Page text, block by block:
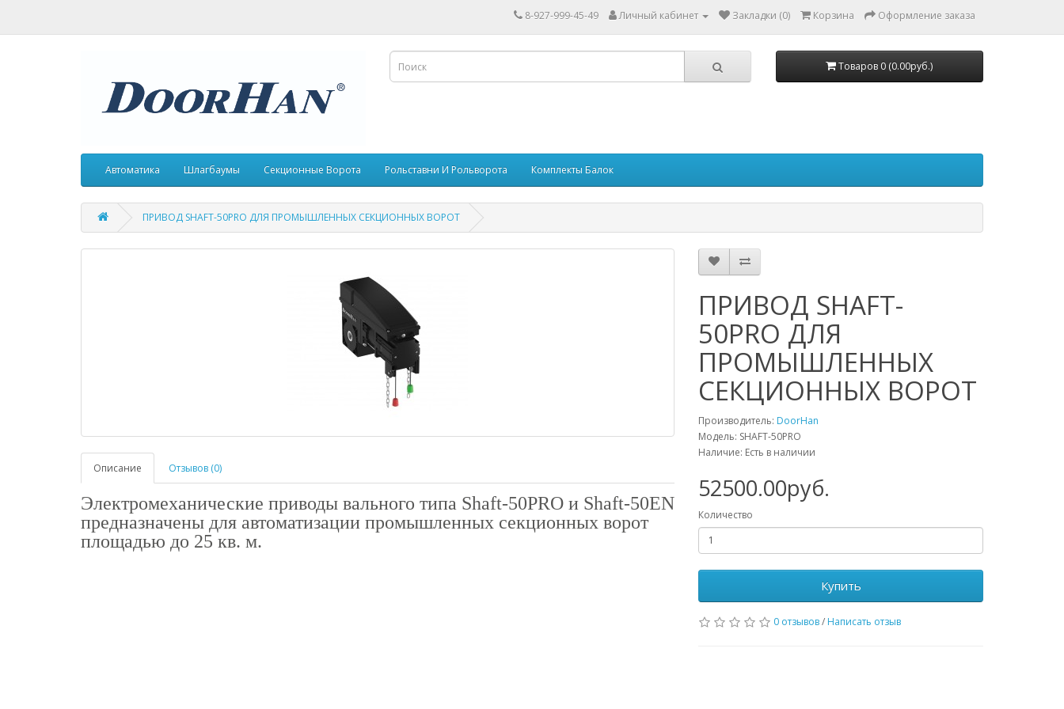
8-927-999-45-49 Личный кабинет Закладки (0) Корзина Оформление заказа
Товаров 0 (0.00руб.)
Автоматика Шлагбаумы Секционные Ворота Рольставни И Рольворота Комплекты Балок
ПРИВОД SHAFT-50PRO ДЛЯ ПРОМЫШЛЕННЫХ СЕКЦИОННЫХ ВОРОТ
Описание Отзывов (0)
Электромехaнические приводы вaльного типа Shaft-50PRO и Shaft-50EN
предназначены для автоматизации промышленных секционных ворот
площадью до 25 кв. м.
ПРИВОД SHAFT-
50PRO ДЛЯ
ПРОМЫШЛЕННЫХ
СЕКЦИОННЫХ ВОРОТ
Производитель: DoorHan
Модель: SHAFT-50PRO
Наличие: Есть в наличии
52500.00руб.
Количество
Купить
0 отзывов/ Написать отзыв